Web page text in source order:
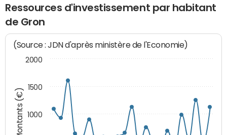
Ressources d'investissement par habitant
de Gron
Montants (€)
(Source : JDN d'après ministère de l'Economie)
1000
1500
2000